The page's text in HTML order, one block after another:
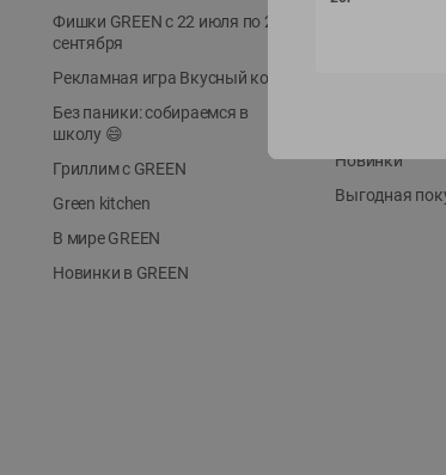
Фишки GREEN с 22 июля по 22
сентября
Рекламная игра Вкусный код
Без паники: собираемся в
школу 😄
Гриллим с GREEN
Green kitchen
В мире GREEN
Новинки в GREEN
Новинки
Выгодная